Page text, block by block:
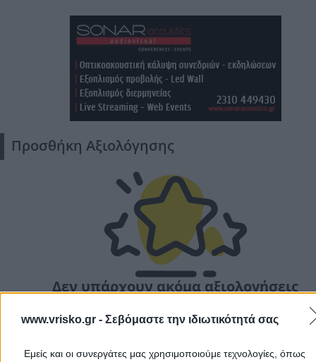
www.vrisko.gr - Σεβόμαστε την ιδιωτικότητά σας
Εμείς και οι συνεργάτες μας χρησιμοποιούμε τεχνολογίες, όπως
Προσθήκη Αξιολόγησης
Δεν υπάρχουν ακόμα αξιολογήσεις
αξιολόγηση. Γίνετε ο πρώτος που θα μοιραστεί την